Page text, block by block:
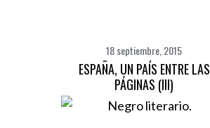
18 septiembre, 2015
ESPAÑA, UN PAÍS ENTRE LAS
PÁGINAS (III)